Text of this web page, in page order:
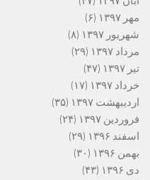
مهر ۱۳۹۷
(۶)
شهریور ۱۳۹۷
(۸)
مرداد ۱۳۹۷
(۲۹)
تیر ۱۳۹۷
(۴۷)
خرداد ۱۳۹۷
(۱۷)
اردیبهشت ۱۳۹۷
(۳۵)
فروردین ۱۳۹۷
(۲۴)
اسفند ۱۳۹۶
(۲۹)
بهمن ۱۳۹۶
(۳۰)
دی ۱۳۹۶
(۴۳)